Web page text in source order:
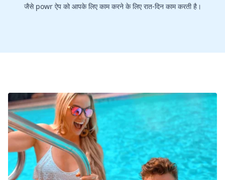
जैसे powr ऐप को आपके लिए काम करने के लिए रात-दिन काम करती है।